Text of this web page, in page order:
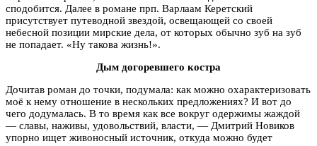
сподобится. Далее в романе прп. Варлаам Керетский
присутствует путеводной звездой, освещающей со своей
небесной позиции мирские дела, от которых обычно зуб на зуб
не попадает. «Ну такова жизнь!».
Дым догоревшего костра
Дочитав роман до точки, подумала: как можно охарактеризовать
моё к нему отношение в нескольких предложениях? И вот до
чего додумалась. В то время как все вокруг одержимы жаждой
— славы, наживы, удовольствий, власти, — Дмитрий Новиков
упорно ищет живоносный источник, откуда можно будет